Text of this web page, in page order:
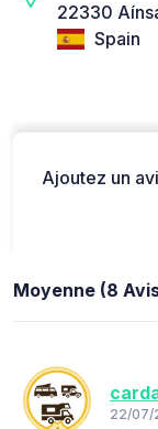
22330
Spain
Ajoutez un
Moyenne (8
22/07/